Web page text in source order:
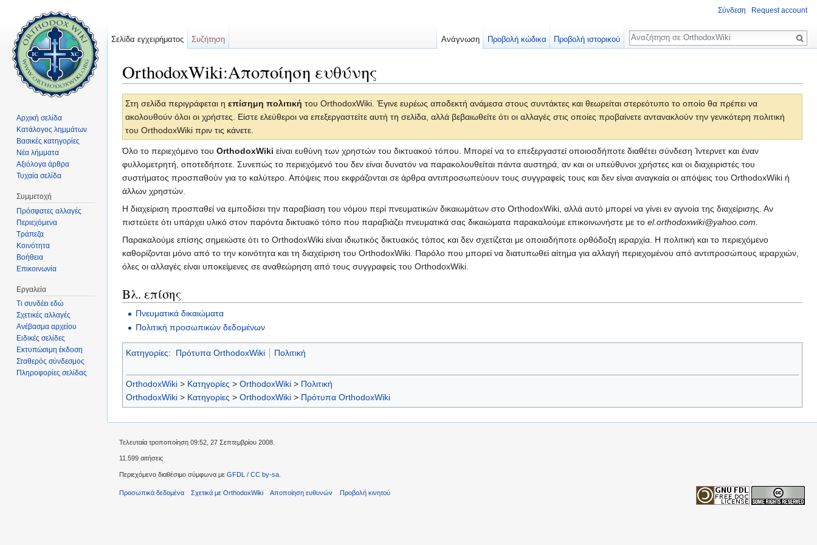
OrthodoxWiki:Αποποίηση ευθύνης
Στη σελίδα περιγράφεται η επίσημη πολιτική του OrthodoxWiki. Έγινε ευρέως αποδεκτή ανάμεσα στους συντάκτες και θεωρείται στερεότυπο το οποίο θα πρέπει να
ακολουθούν όλοι οι χρήστες. Είστε ελεύθεροι να επεξεργαστείτε αυτή τη σελίδα, αλλά βεβαιωθείτε ότι οι αλλαγές στις οποίες προβαίνετε αντανακλούν την γενικότερη πολιτική
του OrthodoxWiki πριν τις κάνετε.
Όλο το περιεχόμενο του OrthodoxWiki είναι ευθύνη των χρηστών του δικτυακού τόπου. Μπορεί να το επεξεργαστεί οποιοσδήποτε διαθέτει σύνδεση Ίντερνετ και έναν
φυλλομετρητή, οποτεδήποτε. Συνεπώς το περιεχόμενό του δεν είναι δυνατόν να παρακολουθείται πάντα αυστηρά, αν και οι υπεύθυνοι χρήστες και οι διαχειριστές του
συστήματος προσπαθούν για το καλύτερο. Απόψεις που εκφράζονται σε άρθρα αντιπροσωπεύουν τους συγγραφείς τους και δεν είναι αναγκαία οι απόψεις του OrthodoxWiki ή
άλλων χρηστών.
Η διαχείριση προσπαθεί να εμποδίσει την παραβίαση του νόμου περί πνευματικών δικαιωμάτων στο OrthodoxWiki, αλλά αυτό μπορεί να γίνει εν αγνοία της διαχείρισης. Αν
πιστεύετε ότι υπάρχει υλικό στον παρόντα δικτυακό τόπο που παραβιάζει πνευματικά σας δικαιώματα παρακαλούμε επικοινωνήστε με το el.orthodoxwiki@yahoo.com.
Παρακαλούμε επίσης σημειώστε ότι το OrthodoxWiki είναι ιδιωτικός δικτυακός τόπος και δεν σχετίζεται με οποιαδήποτε ορθόδοξη ιεραρχία. Η πολιτική και το περιεχόμενο
καθορίζονται μόνο από το την κοινότητα και τη διαχείριση του OrthodoxWiki. Παρόλο που μπορεί να διατυπωθεί αίτημα για αλλαγή περιεχομένου από αντιπροσώπους ιεραρχιών,
όλες οι αλλαγές είναι υποκείμενες σε αναθεώρηση από τους συγγραφείς του OrthodoxWiki.
Βλ. επίσης
Πνευματικά δικαιώματα
Πολιτική προσωπικών δεδομένων
Κατηγορίες: Πρότυπα OrthodoxWiki Πολιτική
OrthodoxWiki > Κατηγορίες > OrthodoxWiki > Πολιτική
OrthodoxWiki > Κατηγορίες > OrthodoxWiki > Πρότυπα OrthodoxWiki
Σύνδεση Request account
Σελίδα εγχειρήματος Συζήτηση Ανάγνωση Προβολή κώδικα Προβολή ιστορικού
Αναζήτηση
Αρχική σελίδα
Κατάλογος λημμάτων
Βασικές κατηγορίες
Νέα λήμματα
Αξιόλογα άρθρα
Τυχαία σελίδα
Συμμετοχή
Πρόσφατες αλλαγές
Περιεχόμενα
Τράπεζα
Κοινότητα
Βοήθεια
Επικοινωνία
Εργαλεία
Τι συνδέει εδώ
Σχετικές αλλαγές
Ανέβασμα αρχείου
Ειδικές σελίδες
Εκτυπώσιμη έκδοση
Σταθερός σύνδεσμος
Πληροφορίες σελίδας
Τελευταία τροποποίηση 09:52, 27 Σεπτεμβρίου 2008.
11.599 αιτήσεις
Περιεχόμενο διαθέσιμο σύμφωνα με GFDL / CC by-sa
Προσωπικά δεδομένα Σχετικά με OrthodoxWiki Αποποίηση ευθυνών Προβολή κινητού